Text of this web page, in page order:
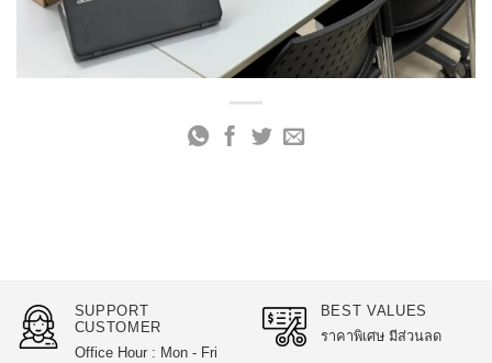
SUPPORT
CUSTOMER
Office Hour : Mon - Fri
BEST VALUES
ราคาพิเศษ มีส่วนลด